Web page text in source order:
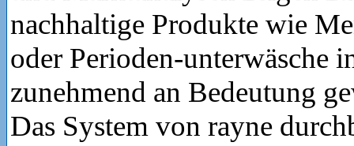
nachhaltige Produkte wie
oder Perioden-unterwäsche
zunehmend an Bedeutung
Das System von rayne